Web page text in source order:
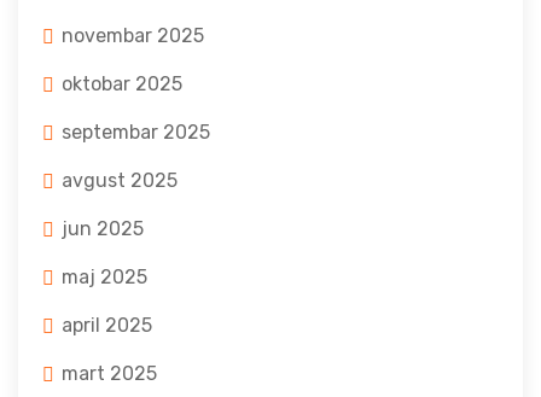
novembar 2025
oktobar 2025
septembar 2025
avgust 2025
jun 2025
maj 2025
april 2025
mart 2025